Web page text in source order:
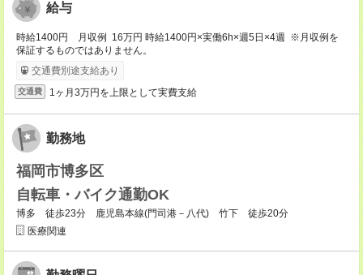
給与
時給1400円 月収例 16万円 時給1400円×実働6h×週5日×4週 ※月収例を
保証するものではありません。
交通費別途支給あり
交通費 1ヶ月3万円を上限として実費支給
勤務地
福岡市博多区
自転車・バイク通勤OK
博多 徒歩23分 鹿児島本線(門司港－八代) 竹下 徒歩20分
医療関連